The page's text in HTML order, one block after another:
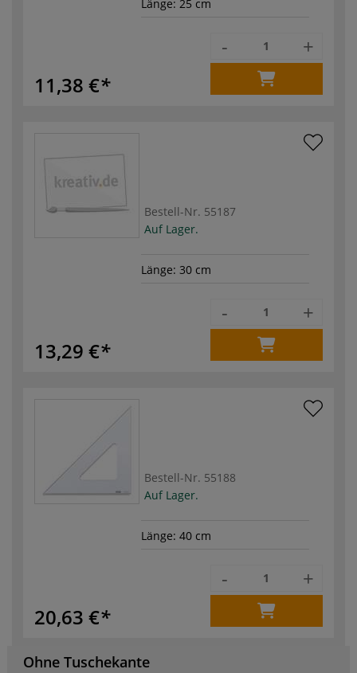
Länge: 25 cm
11,38 €
- +
Bestell-Nr. 55187
Auf Lager.
Länge: 30 cm
13,29 €
- +
Bestell-Nr. 55188
Auf Lager.
Länge: 40 cm
20,63 €
- +
Ohne Tuschekante